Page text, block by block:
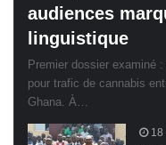
audiences
linguistique
Premier dossier examiné
pour trafic de cannabis
Ghana. À…
18